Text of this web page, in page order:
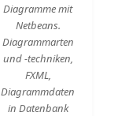
Diagramme mit
Netbeans.
Diagrammarten
und -techniken,
FXML,
Diagrammdaten
in Datenbank